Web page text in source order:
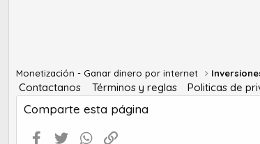
Monetización - Ganar dinero por internet
Contactanos Términos y reglas Politicas de
Comparte esta página
Facebook
Twitter WhatsApp